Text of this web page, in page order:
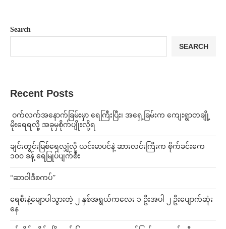
Search
SEARCH
Recent Posts
⁩ ⁨ဝက်လက်အနောက်ခြမ်းမှာ ရေကြီးပြီး၊ အရှေ့ခြမ်းက ကျေးရွာတချို့
မိုးရေရလို့ အခုမှစိုက်ပျိုးလို့ရ
ချင်းတွင်းမြစ်ရေလျှံလို့ ယင်းမာပင်နဲ့ ဆားလင်းကြီးက စိုက်ခင်းဧက
၁၀၀ ခန့် ရေမြုပ်ပျက်စီး
“ဆာဝါဒီစကပ်”
ရေစီးနဲ့မျောပါသွားတဲ့ ၂ နှစ်အရွယ်ကလေး ၁ ဦးအပါ ၂ ဦးပျောက်ဆုံး
နေ